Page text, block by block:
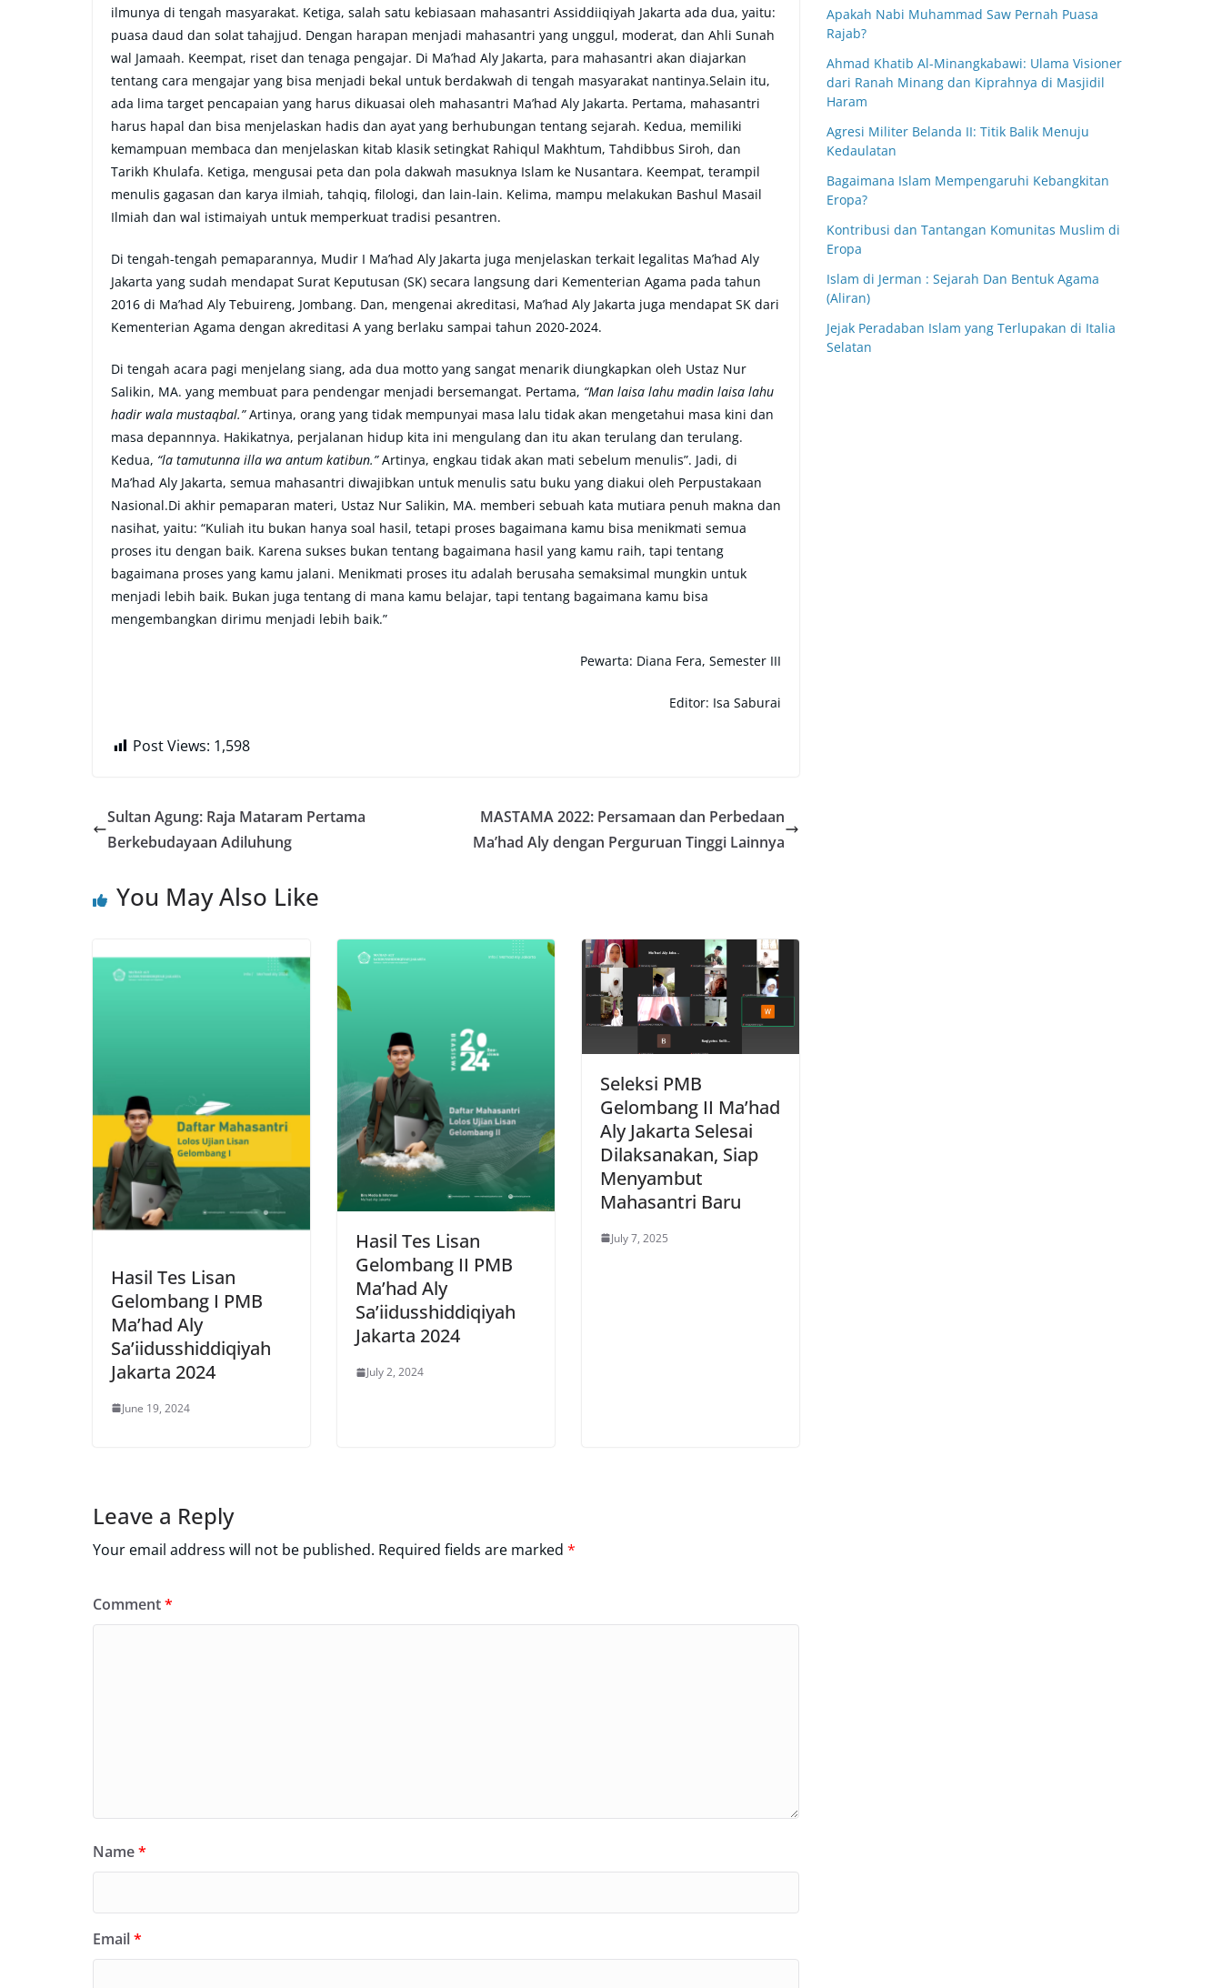
ilmunya di tengah masyarakat. Ketiga, salah satu kebiasaan mahasantri Assiddiiqiyah Jakarta ada dua, yaitu:
puasa daud dan solat tahajjud. Dengan harapan menjadi mahasantri yang unggul, moderat, dan Ahli Sunah
wal Jamaah. Keempat, riset dan tenaga pengajar. Di Ma’had Aly Jakarta, para mahasantri akan diajarkan
tentang cara mengajar yang bisa menjadi bekal untuk berdakwah di tengah masyarakat nantinya.Selain itu,
ada lima target pencapaian yang harus dikuasai oleh mahasantri Ma’had Aly Jakarta. Pertama, mahasantri
harus hapal dan bisa menjelaskan hadis dan ayat yang berhubungan tentang sejarah. Kedua, memiliki
kemampuan membaca dan menjelaskan kitab klasik setingkat Rahiqul Makhtum, Tahdibbus Siroh, dan
Tarikh Khulafa. Ketiga, mengusai peta dan pola dakwah masuknya Islam ke Nusantara. Keempat, terampil
menulis gagasan dan karya ilmiah, tahqiq, filologi, dan lain-lain. Kelima, mampu melakukan Bashul Masail
Ilmiah dan wal istimaiyah untuk memperkuat tradisi pesantren.
Di tengah-tengah pemaparannya, Mudir I Ma’had Aly Jakarta juga menjelaskan terkait legalitas Ma’had Aly
Jakarta yang sudah mendapat Surat Keputusan (SK) secara langsung dari Kementerian Agama pada tahun
2016 di Ma’had Aly Tebuireng, Jombang. Dan, mengenai akreditasi, Ma’had Aly Jakarta juga mendapat SK dari
Kementerian Agama dengan akreditasi A yang berlaku sampai tahun 2020-2024.
Di tengah acara pagi menjelang siang, ada dua motto yang sangat menarik diungkapkan oleh Ustaz Nur
Salikin, MA. yang membuat para pendengar menjadi bersemangat. Pertama, “Man laisa lahu madin laisa lahu
hadir wala mustaqbal.”Artinya, orang yang tidak mempunyai masa lalu tidak akan mengetahui masa kini dan
masa depannnya. Hakikatnya, perjalanan hidup kita ini mengulang dan itu akan terulang dan terulang.
Kedua, “la tamutunna illa wa antum katibun.”Artinya, engkau tidak akan mati sebelum menulis”. Jadi, di
Ma’had Aly Jakarta, semua mahasantri diwajibkan untuk menulis satu buku yang diakui oleh Perpustakaan
Nasional.Di akhir pemaparan materi, Ustaz Nur Salikin, MA. memberi sebuah kata mutiara penuh makna dan
nasihat, yaitu: “Kuliah itu bukan hanya soal hasil, tetapi proses bagaimana kamu bisa menikmati semua
proses itu dengan baik. Karena sukses bukan tentang bagaimana hasil yang kamu raih, tapi tentang
bagaimana proses yang kamu jalani. Menikmati proses itu adalah berusaha semaksimal mungkin untuk
menjadi lebih baik. Bukan juga tentang di mana kamu belajar, tapi tentang bagaimana kamu bisa
mengembangkan dirimu menjadi lebih baik.”
Pewarta: Diana Fera, Semester III
Editor: Isa Saburai
Post Views: 1,598
Sultan Agung: Raja Mataram Pertama
Berkebudayaan Adiluhung
MASTAMA 2022: Persamaan dan Perbedaan
Ma’had Aly dengan Perguruan Tinggi Lainnya
You May Also Like
Hasil Tes Lisan
Gelombang I PMB
Ma’had Aly
Sa’iidusshiddiqiyah
Jakarta 2024
June 19, 2024
Hasil Tes Lisan
Gelombang II PMB
Ma’had Aly
Sa’iidusshiddiqiyah
Jakarta 2024
July 2, 2024
Seleksi PMB
Gelombang II Ma’had
Aly Jakarta Selesai
Dilaksanakan, Siap
Menyambut
Mahasantri Baru
July 7, 2025
Leave a Reply
Your email address will not be published. Required fields are marked *
Comment*
Name*
Email*
Apakah Nabi Muhammad Saw Pernah Puasa
Rajab?
Ahmad Khatib Al-Minangkabawi: Ulama Visioner
dari Ranah Minang dan Kiprahnya di Masjidil
Haram
Agresi Militer Belanda II: Titik Balik Menuju
Kedaulatan
Bagaimana Islam Mempengaruhi Kebangkitan
Eropa?
Kontribusi dan Tantangan Komunitas Muslim di
Eropa
Islam di Jerman : Sejarah Dan Bentuk Agama
(Aliran)
Jejak Peradaban Islam yang Terlupakan di Italia
Selatan